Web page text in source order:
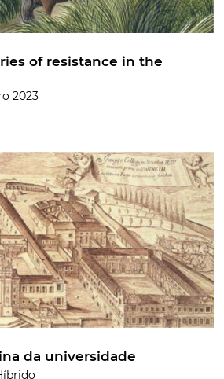
of resistance in the
2023
da universidade